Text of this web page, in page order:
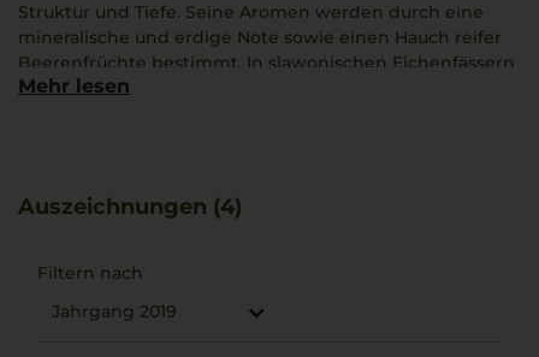
Struktur und Tiefe. Seine Aromen werden durch eine
mineralische und erdige Note sowie einen Hauch reifer
Beerenfrüchte bestimmt. In slawonischen Eichenfässern
gereift, bringt dieser Wein die Einflüsse des Terrains von
Mehr lesen
Auszeichnungen (4)
Filtern nach
Jahrgang 2019